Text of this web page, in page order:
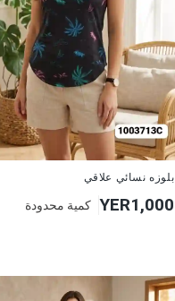
بلوزه نسائي علاقي
YER1,000 كمية محدودة